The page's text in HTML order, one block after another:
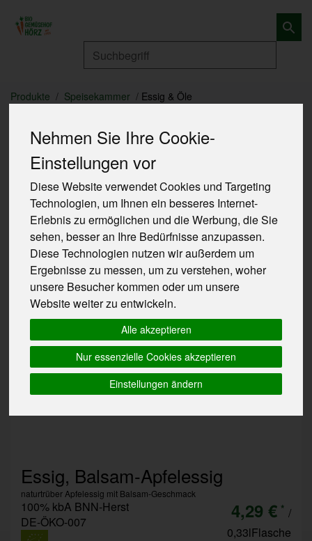
Nehmen Sie Ihre Cookie-
Einstellungen vor
Diese Website verwendet Cookies und Targeting
Technologien, um Ihnen ein besseres Internet-
Erlebnis zu ermöglichen und die Werbung, die Sie
sehen, besser an Ihre Bedürfnisse anzupassen.
Diese Technologien nutzen wir außerdem um
Ergebnisse zu messen, um zu verstehen, woher
unsere Besucher kommen oder um unsere
Website weiter zu entwickeln.
Alle akzeptieren
Nur essenzielle Cookies akzeptieren
Einstellungen ändern
Produkte Speisekammer Essig & Öle
Essig, Balsam-Apfelessig
naturtrüber Apfelessig mit Balsam-Geschmack
100% kbA BNN-Herst
DE-ÖKO-007
4,29 € * /
0,33lFlasche